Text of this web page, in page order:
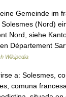
Gemeinde im
(Nord)
Nord, siehe
Département
Wikipedia
a: Solesmes,
comuna